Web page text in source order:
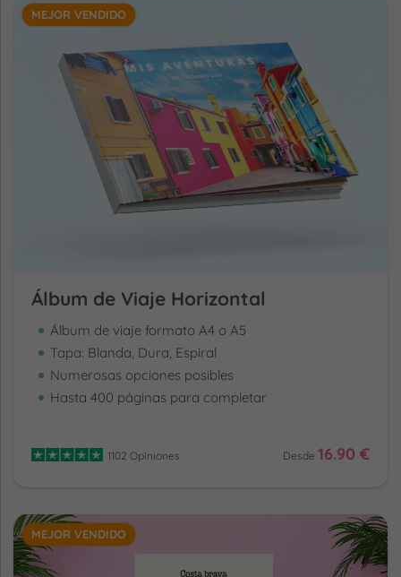
MEJOR VENDIDO
Álbum de Viaje Horizontal
Álbum de viaje formato A4 o A5
Tapa: Blanda, Dura, Espiral
Numerosas opciones posibles
Hasta 400 páginas para completar
1102 Opiniones Desde 16.90 €
MEJOR VENDIDO